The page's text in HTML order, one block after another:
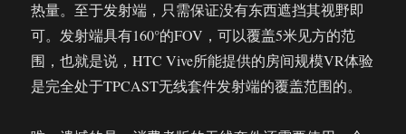
热量。至于发射端，只需保证没有东西遮挡其视野即
可。发射端具有160°的FOV，可以覆盖5米见方的范
围，也就是说，HTC Vive所能提供的房间规模VR体验
是完全处于TPCAST无线套件发射端的覆盖范围的。